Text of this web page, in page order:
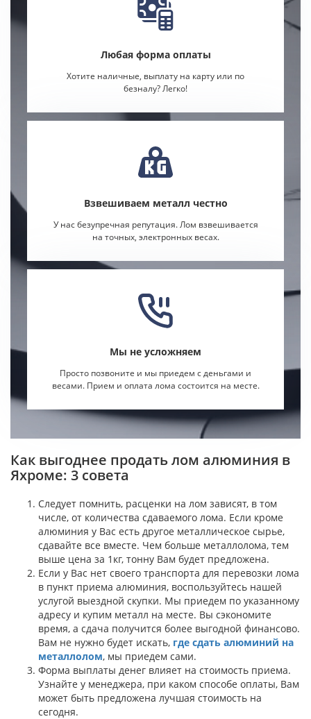
Любая форма оплаты
Хотите наличные, выплату на карту или по
безналу? Легко!
Взвешиваем металл честно
У нас безупречная репутация. Лом взвешивается
на точных, электронных весах.
Мы не усложняем
Просто позвоните и мы приедем с деньгами и
весами. Прием и оплата лома состоится на месте.
Как выгоднее продать лом алюминия в
Яхроме: 3 совета
Следует помнить, расценки на лом зависят, в том
числе, от количества сдаваемого лома. Если кроме
алюминия у Вас есть другое металлическое сырье,
сдавайте все вместе. Чем больше металлолома, тем
выше цена за 1кг, тонну Вам будет предложена.
Если у Вас нет своего транспорта для перевозки лома
в пункт приема алюминия, воспользуйтесь нашей
услугой выездной скупки. Мы приедем по указанному
адресу и купим металл на месте. Вы сэкономите
время, а сдача получится более выгодной финансово.
Вам не нужно будет искать, где сдать алюминий на
металлолом, мы приедем сами.
Форма выплаты денег влияет на стоимость приема.
Узнайте у менеджера, при каком способе оплаты, Вам
может быть предложена лучшая стоимость на
сегодня.